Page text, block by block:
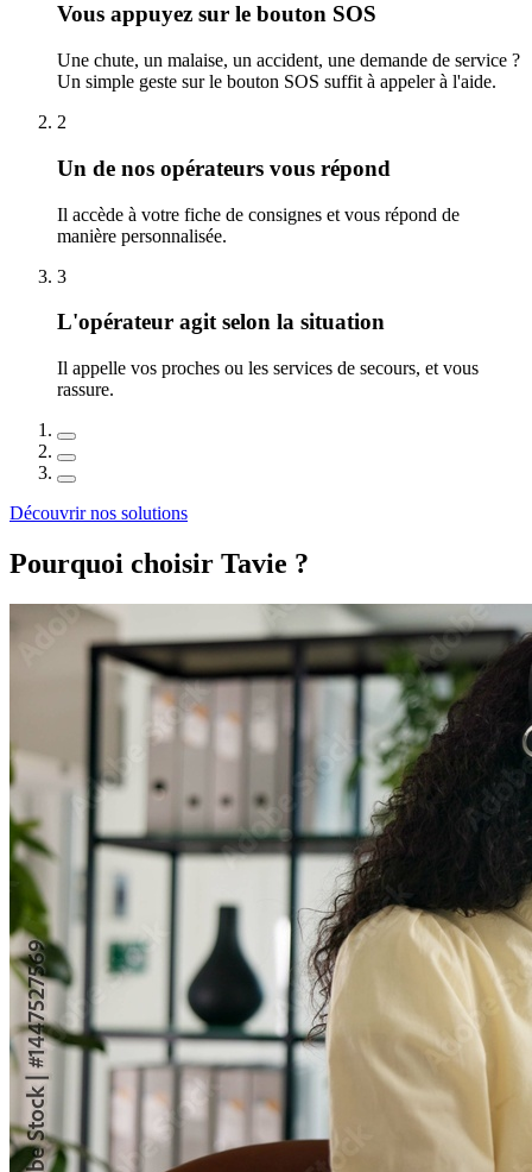
Vous appuyez sur le bouton SOS
Une chute, un malaise, un accident, une demande de service ?
Un simple geste sur le bouton SOS suffit à appeler à l'aide.
2
Un de nos opérateurs vous répond
Il accède à votre fiche de consignes et vous répond de
manière personnalisée.
3
L'opérateur agit selon la situation
Il appelle vos proches ou les services de secours, et vous
rassure.
Découvrir nos solutions
Pourquoi choisir Tavie ?